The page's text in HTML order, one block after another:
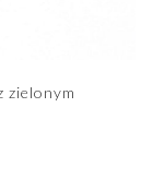
zielonym